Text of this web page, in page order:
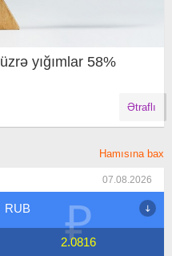
yığımlar 58%
Ətraflı
Hamısına bax
07.08.2026
₽
RUB
2.0816